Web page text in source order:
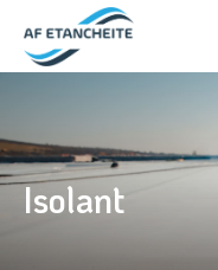
Isolant